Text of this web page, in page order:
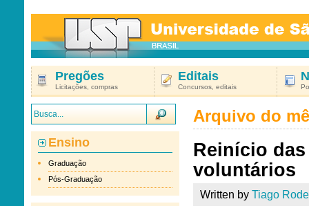
Pregões
Licitações, compras
Editais
Concursos, editais
Ensino
Graduação
Pós-Graduação
Arquivo do
Reinício
voluntários
Written by Tiago